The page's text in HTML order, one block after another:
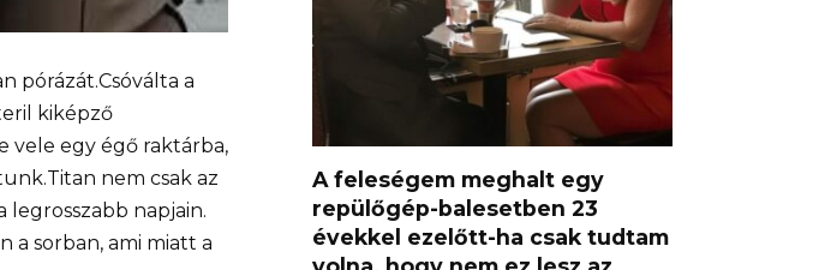
pórázát.Csóválta a
kiképző
vele egy égő raktárba,
nem csak az
legrosszabb napjain.
a sorban, ami miatt a
A feleségem meghalt egy
repülőgép-balesetben 23
évekkel ezelőtt-ha csak tudtam